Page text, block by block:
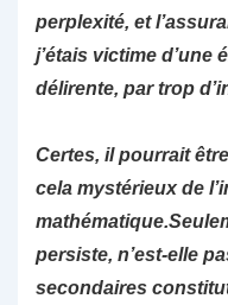
perplexité, et
j’étais victime
délirente, par trop
Certes, il pourrait
cela mystérieux de
persiste, n’est-elle
secondaires